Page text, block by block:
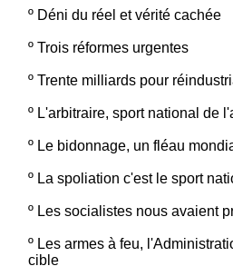
º Déni du réel et vérité cachée
º Trois réformes urgentes
º Trente milliards pour
º L'arbitraire, sport national de
º Le bidonnage, un fléau
º La spoliation c'est le sport
º Les socialistes nous avaient
º Les armes à feu,
cible